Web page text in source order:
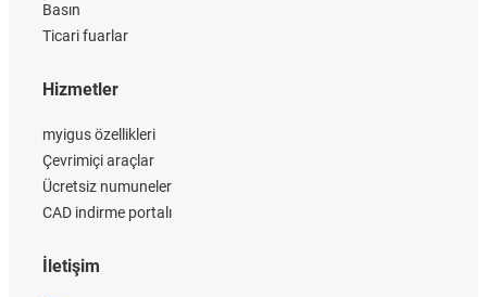
Basın
Ticari fuarlar
Hizmetler
myigus özellikleri
Çevrimiçi araçlar
Ücretsiz numuneler
CAD indirme portalı
İletişim